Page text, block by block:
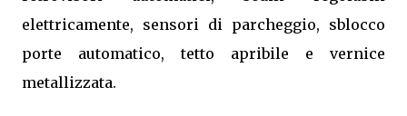
elettricamente, sensori di parcheggio, sblocco
porte automatico, tetto apribile e vernice
metallizzata.